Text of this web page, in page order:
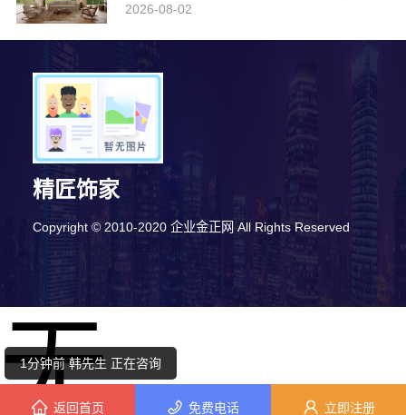
2026-08-02
精匠饰家
Copyright © 2010-2020 企业金正网 All Rights Reserved
8分钟前 卢小姐 正在咨询
1分钟前 韩先生 正在咨询
7分钟前 代小姐 正在咨询
返回首页 免费电话 立即注册
无